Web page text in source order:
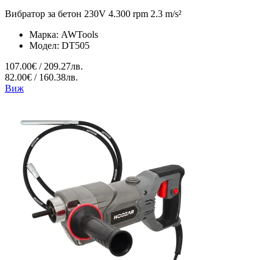
Вибратор за бетон 230V 4.300 rpm 2.3 m/s²
Марка: AWTools
Модел: DT505
107.00€ / 209.27лв.
82.00€ / 160.38лв.
Виж